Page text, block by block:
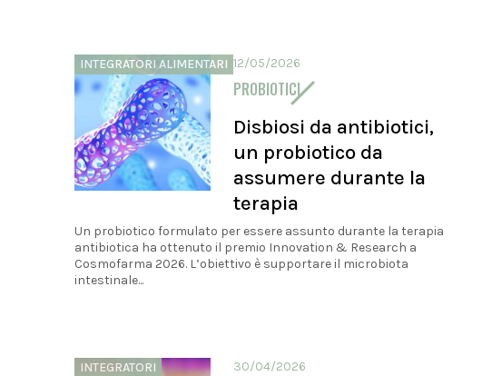
INTEGRATORI ALIMENTARI 12/05/2026
PROBIOTICI
Disbiosi da antibiotici,
un probiotico da
assumere durante la
terapia
Un probiotico formulato per essere assunto durante la terapia
antibiotica ha ottenuto il premio Innovation & Research a
Cosmofarma 2026. L’obiettivo è supportare il microbiota
intestinale...
INTEGRATORI 30/04/2026